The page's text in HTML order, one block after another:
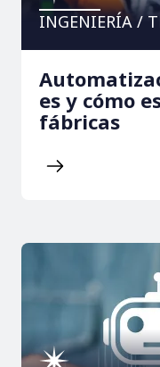
INGENIERÍA /
es y cómo
fábricas